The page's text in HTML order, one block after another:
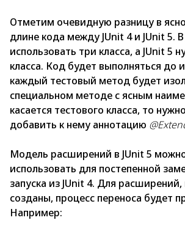
Отметим очевидную разницу в
длине кода между JUnit 4 и JUnit 5.
использовать три класса, а JUnit 5
класса. Код будет выполняться до
каждый тестовый метод будет
специальном методе с ясным
касается тестового класса, то
добавить к нему аннотацию
Модель расширений в JUnit 5
использовать для постепенной
запуска из JUnit 4. Для
созданы, процесс переноса будет
Например: